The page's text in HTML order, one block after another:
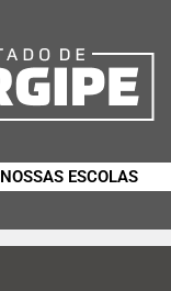
NOSSAS ESCOLAS